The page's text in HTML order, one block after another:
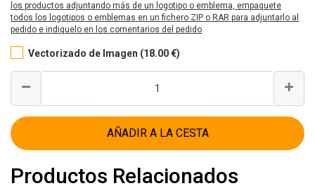
los productos adjuntando más de un logotipo o emblema, empaquete
todos los logotipos o emblemas en un fichero ZIP o RAR para adjuntarlo al
pedido e indiquelo en los comentarios del pedido.
Vectorizado de Imagen (18.00 €)
AÑADIR A LA CESTA
Productos Relacionados